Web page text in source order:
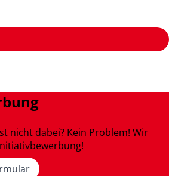
nicht dabei? Kein Problem! Wir